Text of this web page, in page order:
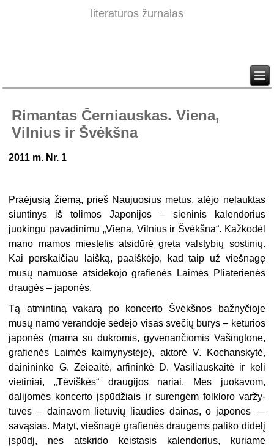
literatūros žurnalas
Rimantas Černiauskas. Viena,
Vilnius ir Švėkšna
2011 m. Nr. 1
Praėjusią žiemą, prieš Naujuosius metus, atėjo nelauktas
siuntinys iš tolimos Japonijos – sieninis kalendorius
juokingu pavadinimu „Viena, Vilnius ir Švėkš­na“. Kažkodėl
mano mamos miestelis atsidūrė greta valstybių sostinių.
Kai per­skaičiau laišką, paaiškėjo, kad taip už viešnagę
mūsų namuose atsidėkojo gra­fienės Laimės Pliaterienės
draugės – japonės.
Tą atmintiną vakarą po koncerto Švėkšnos bažnyčioje
mūsų namo verandoje sėdėjo visas svečių būrys – keturios
japonės (mama su dukromis, gyvenančiomis Vašingtone,
grafienės Laimės kaimynystėje), aktorė V. Kochanskytė,
dainininke G. Zeieaitė, arfininkė D. Vasiliauskaitė ir keli
vietiniai, „Tėviškės“ draugijos na­riai. Mes juokavom,
dalijomės koncerto įspūdžiais ir surengėm folkloro varžy­
tuves – dainavom lietuvių liaudies dainas, o japonės —
savąsias. Matyt, viešnagė grafienės draugėms paliko didelį
įspūdį, nes atskrido keistasis kalendorius, ku­riame